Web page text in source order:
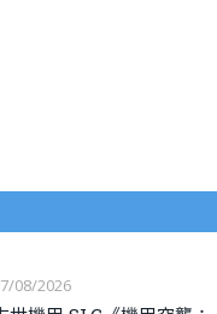
08/2026